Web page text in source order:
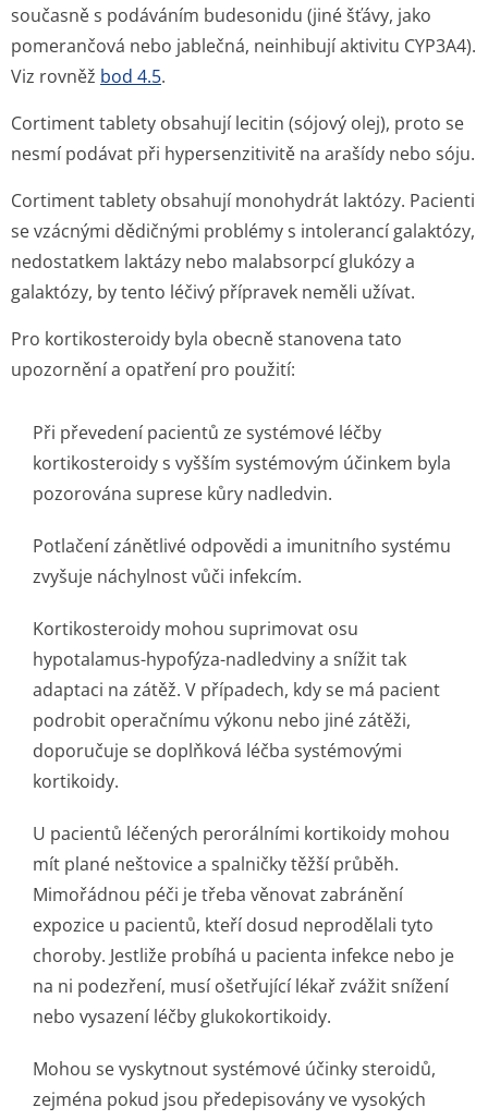
současně s podáváním budesonidu (jiné šťávy, jako
pomerančová nebo jablečná, neinhibují aktivitu CYP3A4).
Viz rovněž bod 4.5.
Cortiment tablety obsahují lecitin (sójový olej), proto se
nesmí podávat při hypersenzitivitě na arašídy nebo sóju.
Cortiment tablety obsahují monohydrát laktózy. Pacienti
se vzácnými dědičnými problémy s intolerancí galaktózy,
nedostatkem laktázy nebo malabsorpcí glukózy a
galaktózy, by tento léčivý přípravek neměli užívat.
Pro kortikosteroidy byla obecně stanovena tato
upozornění a opatření pro použití:
Při převedení pacientů ze systémové léčby
kortikosteroidy s vyšším systémovým účinkem byla
pozorována suprese kůry nadledvin.
Potlačení zánětlivé odpovědi a imunitního systému
zvyšuje náchylnost vůči infekcím.
Kortikosteroidy mohou suprimovat osu
hypotalamus-hypofýza-nadledviny a snížit tak
adaptaci na zátěž. V případech, kdy se má pacient
podrobit operačnímu výkonu nebo jiné zátěži,
doporučuje se doplňková léčba systémovými
kortikoidy.
U pacientů léčených perorálními kortikoidy mohou
mít plané neštovice a spalničky těžší průběh.
Mimořádnou péči je třeba věnovat zabránění
expozice u pacientů, kteří dosud neprodělali tyto
choroby. Jestliže probíhá u pacienta infekce nebo je
na ni podezření, musí ošetřující lékař zvážit snížení
nebo vysazení léčby glukokortikoidy.
Mohou se vyskytnout systémové účinky steroidů,
zejména pokud jsou předepisovány ve vysokých